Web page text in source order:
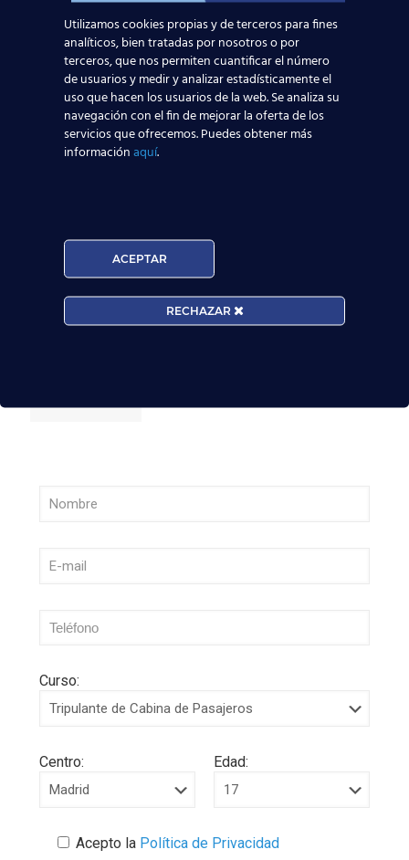
Noticias Relacionadas
Mapa de la aviación global 2025: las rutas más
transitadas y los países con más pasajeros
Leer más
Leer más
¡Últimas plazas! Nuevo Curso TCP en Madrid
Curso:
Centro: Edad:
Acepto la Política de Privacidad
Utilizamos cookies propias y de terceros para fines
analíticos, bien tratadas por nosotros o por
terceros, que nos permiten cuantificar el número
de usuarios y medir y analizar estadísticamente el
uso que hacen los usuarios de la web. Se analiza su
navegación con el fin de mejorar la oferta de los
servicios que ofrecemos. Puedes obtener más
informaciónaquí.
ACEPTAR
RECHAZAR